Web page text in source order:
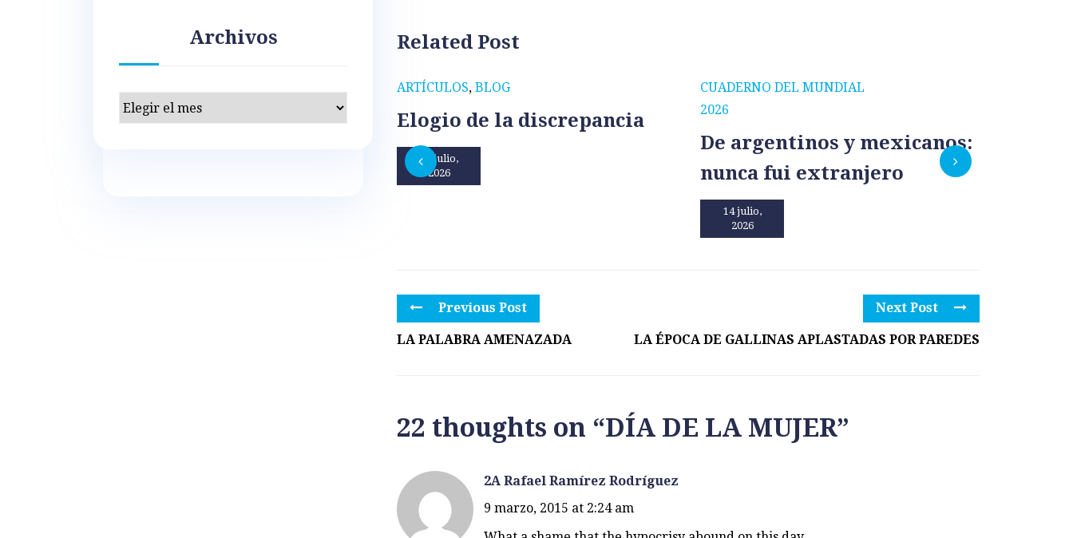
Related Post
ARTÍCULOS, BLOG
Elogio de la discrepancia
31 julio,
2026
CUADERNO DEL MUNDIAL
2026
De argentinos y mexicanos:
nunca fui extranjero
14 julio,
2026
Previous Post
LA PALABRA AMENAZADA
Next Post
LA ÉPOCA DE GALLINAS APLASTADAS POR PAREDES
22 thoughts on “DÍA DE LA MUJER”
2A Rafael Ramírez Rodríguez
9 marzo, 2015 at 2:24 am
Archivos
Archivos